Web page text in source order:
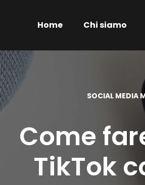
Home Chi siamo
SOCIAL MEDIA
Come
TikTok